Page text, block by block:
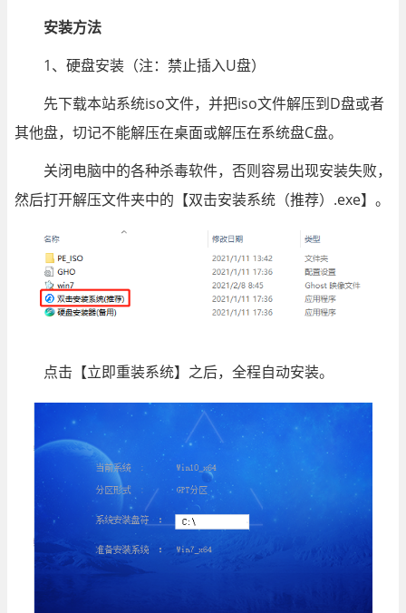
安装方法
1、硬盘安装（注：禁止插入U盘）
先下载本站系统iso文件，并把iso文件解压到D盘或者
其他盘，切记不能解压在桌面或解压在系统盘C盘。
关闭电脑中的各种杀毒软件，否则容易出现安装失败，
然后打开解压文件夹中的【双击安装系统（推荐）.exe】。
点击【立即重装系统】之后，全程自动安装。